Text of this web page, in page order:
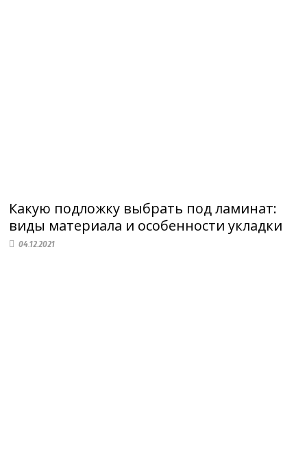
Какую подложку выбрать под ламинат:
виды материала и особенности укладки
04.12.2021